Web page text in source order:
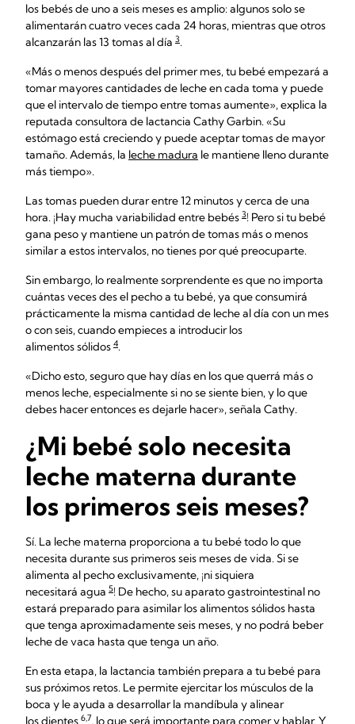
los bebés de uno a seis meses es amplio: algunos solo se
alimentarán cuatro veces cada 24 horas, mientras que otros
alcanzarán las 13 tomas al día 3.
«Más o menos después del primer mes, tu bebé empezará a
tomar mayores cantidades de leche en cada toma y puede
que el intervalo de tiempo entre tomas aumente», explica la
reputada consultora de lactancia Cathy Garbin. «Su
estómago está creciendo y puede aceptar tomas de mayor
tamaño. Además, la leche madura le mantiene lleno durante
más tiempo».
Las tomas pueden durar entre 12 minutos y cerca de una
hora. ¡Hay mucha variabilidad entre bebés 3! Pero si tu bebé
gana peso y mantiene un patrón de tomas más o menos
similar a estos intervalos, no tienes por qué preocuparte.
Sin embargo, lo realmente sorprendente es que no importa
cuántas veces des el pecho a tu bebé, ya que consumirá
prácticamente la misma cantidad de leche al día con un mes
o con seis, cuando empieces a introducir los
alimentos sólidos 4.
«Dicho esto, seguro que hay días en los que querrá más o
menos leche, especialmente si no se siente bien, y lo que
debes hacer entonces es dejarle hacer», señala Cathy.
¿Mi bebé solo necesita
leche materna durante
los primeros seis meses?
Sí. La leche materna proporciona a tu bebé todo lo que
necesita durante sus primeros seis meses de vida. Si se
alimenta al pecho exclusivamente, ¡ni siquiera
necesitará agua 5! De hecho, su aparato gastrointestinal no
estará preparado para asimilar los alimentos sólidos hasta
que tenga aproximadamente seis meses, y no podrá beber
leche de vaca hasta que tenga un año.
En esta etapa, la lactancia también prepara a tu bebé para
sus próximos retos. Le permite ejercitar los músculos de la
boca y le ayuda a desarrollar la mandíbula y alinear
los dientes 6,7, lo que será importante para comer y hablar. Y